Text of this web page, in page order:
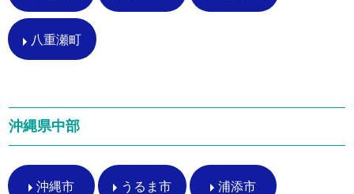
八重瀬町
沖縄県中部
沖縄市 うるま市 浦添市